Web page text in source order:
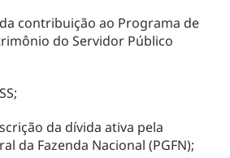
contribuição ao Programa de
do Servidor Público
da dívida ativa pela
da Fazenda Nacional (PGFN);